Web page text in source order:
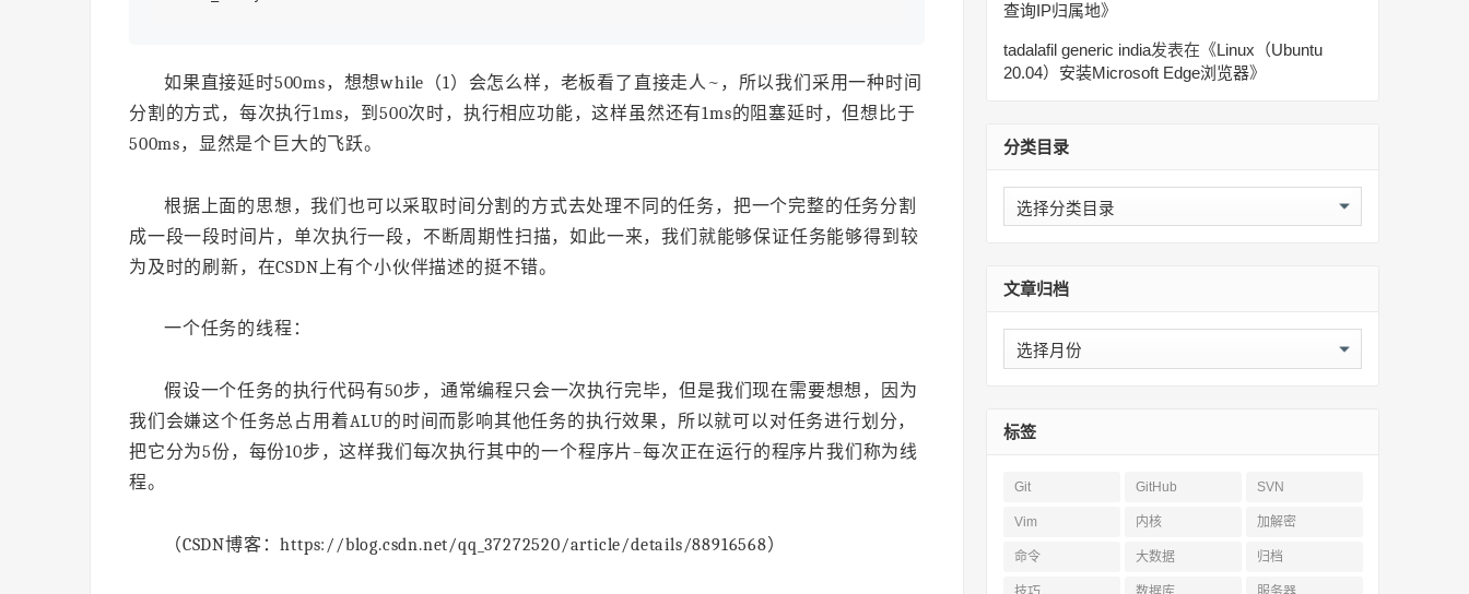
如果直接延时500ms，想想while（1）会怎么样，老板看了直接走人~，所以我们采用一种时间
分割的方式，每次执行1ms，到500次时，执行相应功能，这样虽然还有1ms的阻塞延时，但想比于
500ms，显然是个巨大的飞跃。
根据上面的思想，我们也可以采取时间分割的方式去处理不同的任务，把一个完整的任务分割
成一段一段时间片，单次执行一段，不断周期性扫描，如此一来，我们就能够保证任务能够得到较
为及时的刷新，在CSDN上有个小伙伴描述的挺不错。
一个任务的线程：
假设一个任务的执行代码有50步，通常编程只会一次执行完毕，但是我们现在需要想想，因为
我们会嫌这个任务总占用着ALU的时间而影响其他任务的执行效果，所以就可以对任务进行划分，
把它分为5份，每份10步，这样我们每次执行其中的一个程序片–每次正在运行的程序片我们称为线
程。
（CSDN博客：https://blog.csdn.net/qq_37272520/article/details/88916568）
查询IP归属地》
tadalafil generic india发表在《Linux（Ubuntu
20.04）安装Microsoft Edge浏览器》
分类目录
分
类
文章归档
文
章
标签
Git GitHub SVN
Vim 内核 加解密
命令 大数据 归档